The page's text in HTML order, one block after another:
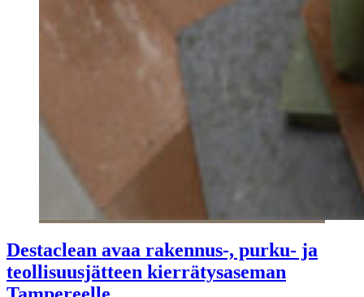
Destaclean avaa rakennus-, purku- ja
teollisuusjätteen kierrätysaseman